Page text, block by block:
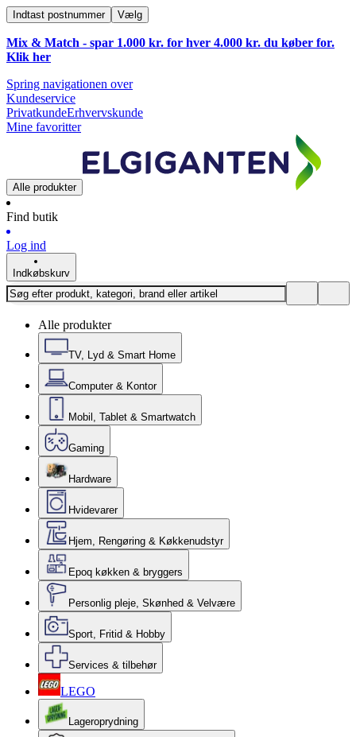
Indtast postnummer Vælg
Mix & Match - spar 1.000 kr. for hver 4.000 kr. du køber for.
Klik her
Spring navigationen over
Kundeservice
PrivatkundeErhvervskunde
Mine favoritter
Alle produkter
Find butik
Log ind
Indkøbskurv
Alle produkter
TV, Lyd & Smart Home
Computer & Kontor
Mobil, Tablet & Smartwatch
Gaming
Hardware
Hvidevarer
Hjem, Rengøring & Køkkenudstyr
Epoq køkken & bryggers
Personlig pleje, Skønhed & Velvære
Sport, Fritid & Hobby
Services & tilbehør
LEGO
Lageroprydning